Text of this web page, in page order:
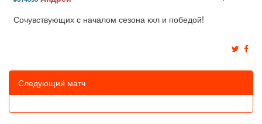
Сочувствующих с началом сезона кхл и победой!
Следующий матч